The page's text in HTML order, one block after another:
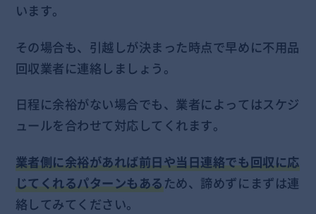
います。
その場合も、引越しが決まった時点で早めに不用品
回収業者に連絡しましょう。
日程に余裕がない場合でも、業者によってはスケジ
ュールを合わせて対応してくれます。
業者側に余裕があれば前日や当日連絡でも回収に応
じてくれるパターンもあるため、諦めずにまずは連
絡してみてください。